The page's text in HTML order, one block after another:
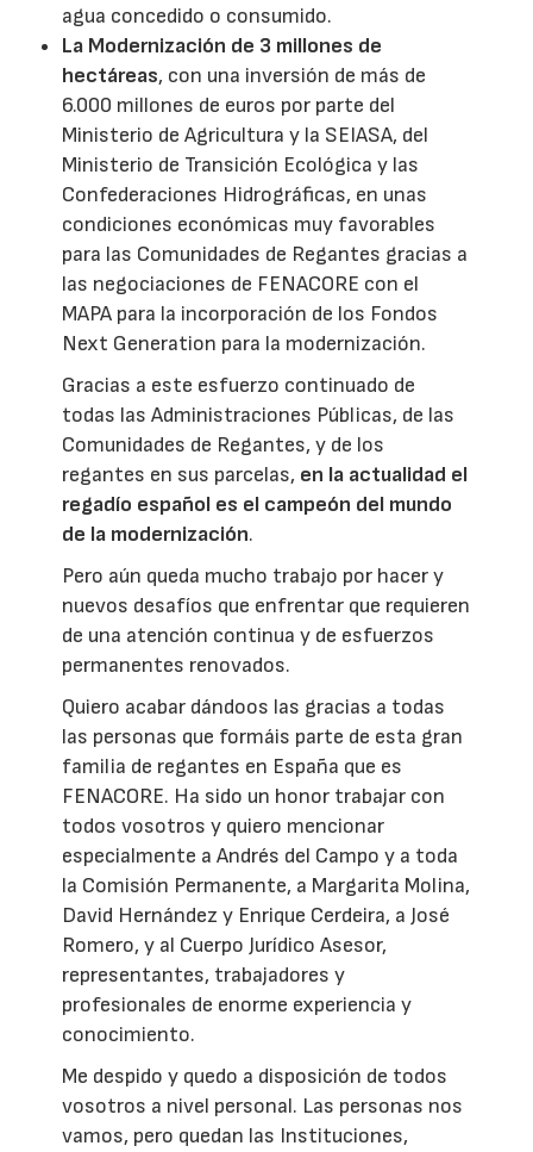
agua concedido o consumido.
La Modernización de 3 millones de
hectáreas, con una inversión de más de
6.000 millones de euros por parte del
Ministerio de Agricultura y la SEIASA, del
Ministerio de Transición Ecológica y las
Confederaciones Hidrográficas, en unas
condiciones económicas muy favorables
para las Comunidades de Regantes gracias a
las negociaciones de FENACORE con el
MAPA para la incorporación de los Fondos
Next Generation para la modernización.
Gracias a este esfuerzo continuado de
todas las Administraciones Públicas, de las
Comunidades de Regantes, y de los
regantes en sus parcelas, en la actualidad el
regadío español es el campeón del mundo
de la modernización.
Pero aún queda mucho trabajo por hacer y
nuevos desafíos que enfrentar que requieren
de una atención continua y de esfuerzos
permanentes renovados.
Quiero acabar dándoos las gracias a todas
las personas que formáis parte de esta gran
familia de regantes en España que es
FENACORE. Ha sido un honor trabajar con
todos vosotros y quiero mencionar
especialmente a Andrés del Campo y a toda
la Comisión Permanente, a Margarita Molina,
David Hernández y Enrique Cerdeira, a José
Romero, y al Cuerpo Jurídico Asesor,
representantes, trabajadores y
profesionales de enorme experiencia y
conocimiento.
Me despido y quedo a disposición de todos
vosotros a nivel personal. Las personas nos
vamos, pero quedan las Instituciones,